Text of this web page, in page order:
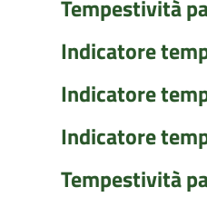
Tempestività
Indicatore
Indicatore
Indicatore
Tempestività